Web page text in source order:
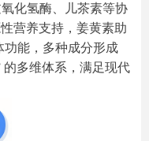
化氢酶、儿茶素等协
营养支持，姜黄素助
功能，多种成分形成
的多维体系，满足现代